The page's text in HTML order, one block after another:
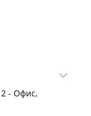
2 - Офис,